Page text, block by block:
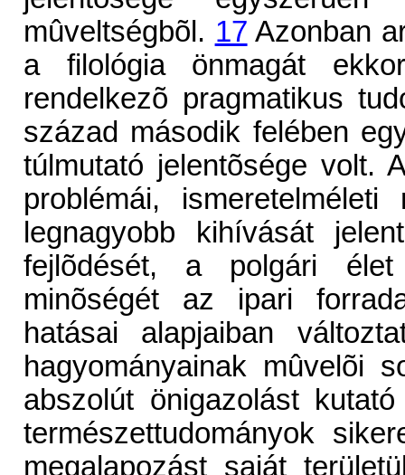
mûveltségbõl. 17 Azonban
a filológia önmagát
rendelkezõ pragmatikus
század második felében
túlmutató jelentõsége volt.
problémái,
legnagyobb kihívását
fejlõdését, a polgári élet
minõségét az ipari
hatásai alapjaiban
hagyományainak mûvelõi
abszolút önigazolást
természettudományok
megalapozást saját